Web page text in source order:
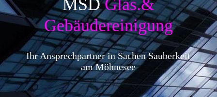
MSD Glas.&
Gebäudereinigung
Ihr Ansprechpartner in Sachen Sauberkeit
am Möhnesee